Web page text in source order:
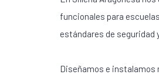
funcionales para
estándares de seguridad
Diseñamos e